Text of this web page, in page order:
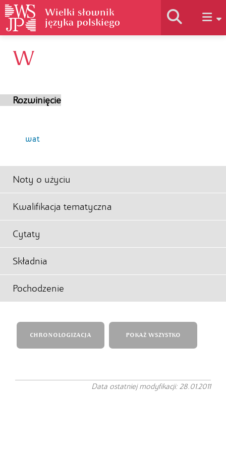
W
Rozwinięcie
wat
Noty o użyciu
Kwalifikacja tematyczna
Cytaty
Składnia
Pochodzenie
CHRONOLOGIZACJA POKAŻ WSZYSTKO
Data ostatniej modyfikacji: 28.01.2011